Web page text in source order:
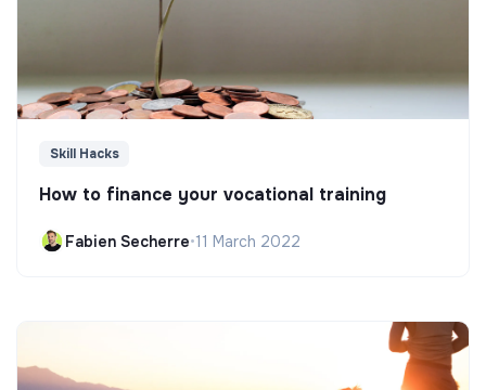
Skill Hacks
How to finance your vocational training
Fabien Secherre•11 March 2022